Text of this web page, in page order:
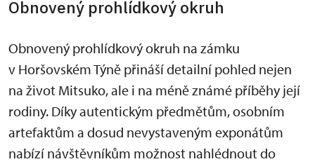
Obnovený prohlídkový okruh
Obnovený prohlídkový okruh na zámku
v Horšovském Týně přináší detailní pohled nejen
na život Mitsuko, ale i na méně známé příběhy její
rodiny. Díky autentickým předmětům, osobním
artefaktům a dosud nevystaveným exponátům
nabízí návštěvníkům možnost nahlédnout do